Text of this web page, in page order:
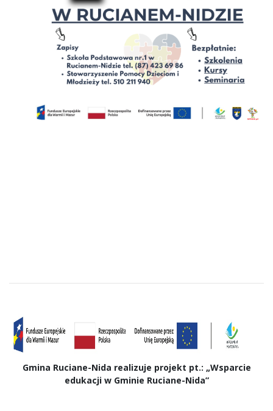
Gmina Ruciane-Nida realizuje projekt pt.: „Wsparcie
edukacji w Gminie Ruciane-Nida”